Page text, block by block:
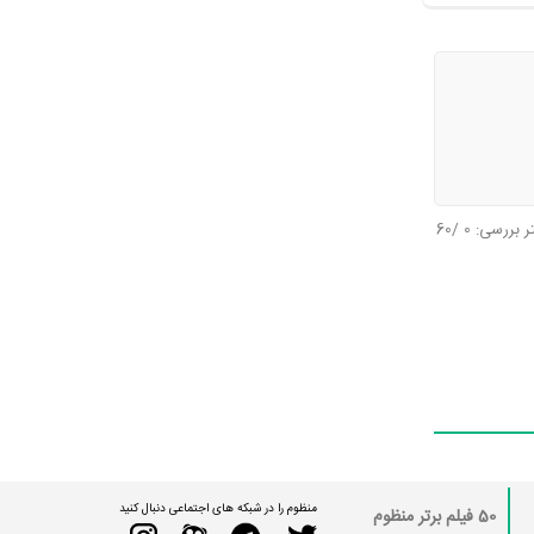
بررسی: 0
/60
50 فیلم برتر منظوم منظوم را در شبکه های اجتماعی دنبال کنید